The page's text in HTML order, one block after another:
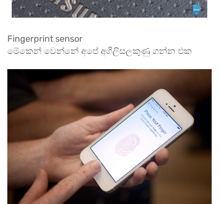
Fingerprint sensor
මේකෙන් වෙන්නේ අපේ අගිලිසලකුණු ගන්න එක